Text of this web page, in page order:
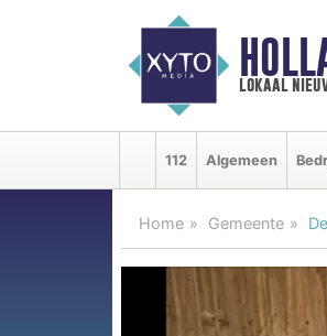
lokaal
112 Algemeen
Home Gemeente